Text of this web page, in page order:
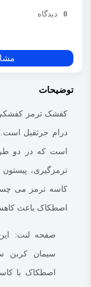
نگه داشتن صفحه لنت را
برنج ساخته می شود.
کفشک ترمز کفشکی
تعویض شود.عمر مفید
جرثقیل، شرایط کارکرد
ترمزگیری ضعیف:در
جرثقیل ضعیف می شود.
صدای جیرجیر هنگام
0 دیدگاه
مشاهده
توضیحات
کفشک ترمز
درام جرثقیل
است که در دو
ترمزگیری،
کاسه ترمز می
اصطکاک باعث
صفحه لنت:
سیمان کربن
اصطکاک با